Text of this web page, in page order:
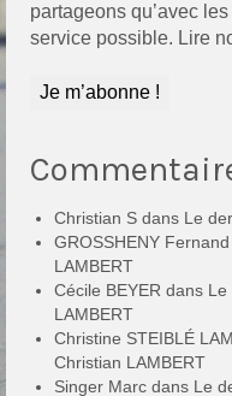
partageons qu’avec
service possible. Lire
Christian S dans Le
GROSSHENY Fernand
LAMBERT
Cécile BEYER dans Le
LAMBERT
Christine STEIBLÉ
Christian LAMBERT
Singer Marc dans Le